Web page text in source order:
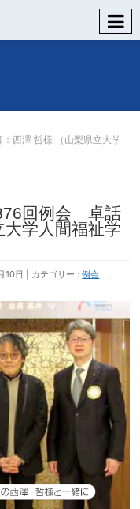
西澤 哲様 （山梨県立大学
回例会 卓話
学人間福祉学
10日 カテゴリー :例会